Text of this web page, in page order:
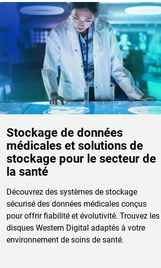
Stockage de données
médicales et solutions de
stockage pour le secteur de
la santé
Découvrez des systèmes de stockage
sécurisé des données médicales conçus
pour offrir fiabilité et évolutivité. Trouvez les
disques Western Digital adaptés à votre
environnement de soins de santé.